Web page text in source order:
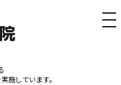
施しています。